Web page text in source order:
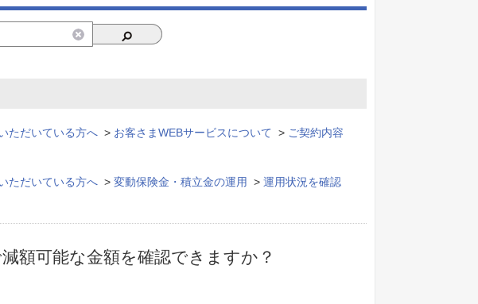
ただいている方へ > お客さまWEBサービスについて > ご契約内容
ただいている方へ > 変動保険金・積立金の運用 > 運用状況を確認
額可能な金額を確認できますか？